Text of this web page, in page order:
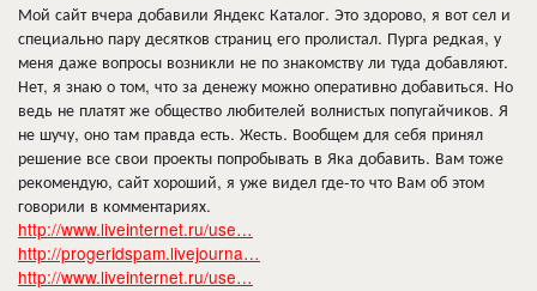
Мой сайт вчера добавили Яндекс Каталог. Это здорово, я вот сел и
специально пару десятков страниц его пролистал. Пурга редкая, у
меня даже вопросы возникли не по знакомству ли туда добавляют.
Нет, я знаю о том, что за денежу можно оперативно добавиться. Но
ведь не платят же общество любителей волнистых попугайчиков. Я
не шучу, оно там правда есть. Жесть. Вообщем для себя принял
решение все свои проекты попробывать в Яка добавить. Вам тоже
рекомендую, сайт хороший, я уже видел где-то что Вам об этом
говорили в комментариях.
http://www.liveinternet.ru/use…
http://progeridspam.livejourna…
http://www.liveinternet.ru/use…